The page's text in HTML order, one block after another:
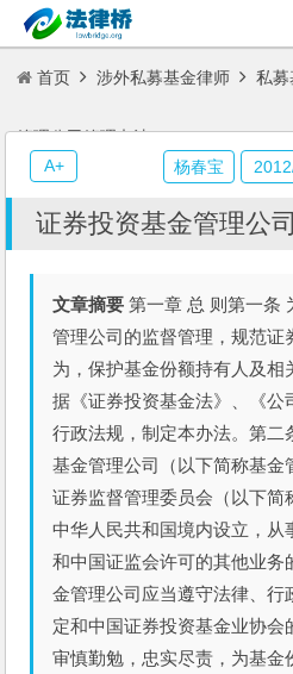
首页 涉外私募基金律师 私
管理公司管理办法
证券投资基金管理公
文章摘要 第一章 总 则第一条
管理公司的监督管理，规范证
为，保护基金份额持有人及相
据《证券投资基金法》、《公
行政法规，制定本办法。第二
基金管理公司（以下简称基金
证券监督管理委员会（以下简
中华人民共和国境内设立，从
和中国证监会许可的其他业务
金管理公司应当遵守法律、行
定和中国证券投资基金业协会
审慎勤勉，忠实尽责，为基金
杨春宝
A+